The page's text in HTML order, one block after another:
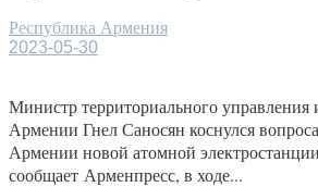
Республика Армения
2023-05-30
Министр территориального управления
Армении Гнел Саносян коснулся
Армении новой атомной
сообщает Арменпресс, в ходе...